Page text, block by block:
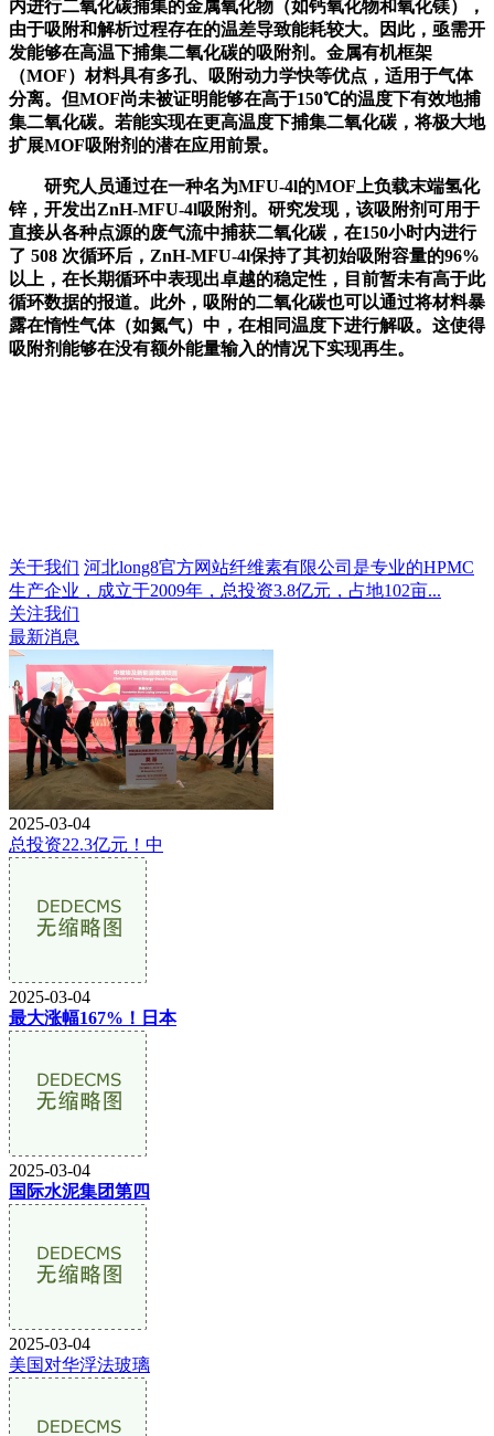
内进行二氧化碳捕集的金属氧化物（如钙氧化物和氧化镁），
由于吸附和解析过程存在的温差导致能耗较大。因此，亟需开
发能够在高温下捕集二氧化碳的吸附剂。金属有机框架
（MOF）材料具有多孔、吸附动力学快等优点，适用于气体
分离。但MOF尚未被证明能够在高于150℃的温度下有效地捕
集二氧化碳。若能实现在更高温度下捕集二氧化碳，将极大地
扩展MOF吸附剂的潜在应用前景。
研究人员通过在一种名为MFU-4l的MOF上负载末端氢化
锌，开发出ZnH-MFU-4l吸附剂。研究发现，该吸附剂可用于
直接从各种点源的废气流中捕获二氧化碳，在150小时内进行
了 508 次循环后，ZnH-MFU-4l保持了其初始吸附容量的96%
以上，在长期循环中表现出卓越的稳定性，目前暂未有高于此
循环数据的报道。此外，吸附的二氧化碳也可以通过将材料暴
露在惰性气体（如氮气）中，在相同温度下进行解吸。这使得
吸附剂能够在没有额外能量输入的情况下实现再生。
关于我们 河北long8官方网站纤维素有限公司是专业的HPMC
生产企业，成立于2009年，总投资3.8亿元，占地102亩...
关注我们
最新消息
2025-03-04
总投资22.3亿元！中
2025-03-04
最大涨幅167%！日本
2025-03-04
国际水泥集团第四
2025-03-04
美国对华浮法玻璃